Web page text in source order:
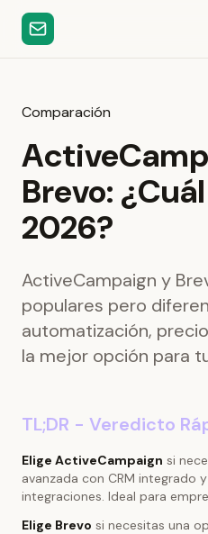
Comparación
Brevo:
2026?
ActiveCampaign y
populares pero
automatización,
la mejor opción para
TL;DR - Veredicto
Elige ActiveCampaign si
avanzada con CRM integrado
integraciones. Ideal para
Elige Brevo si necesitas una